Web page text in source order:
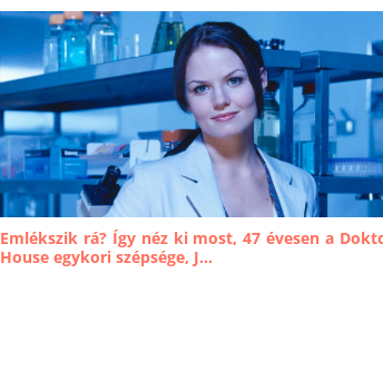
Emlékszik rá? Így néz ki most, 47 évesen a
House egykori szépsége, J...